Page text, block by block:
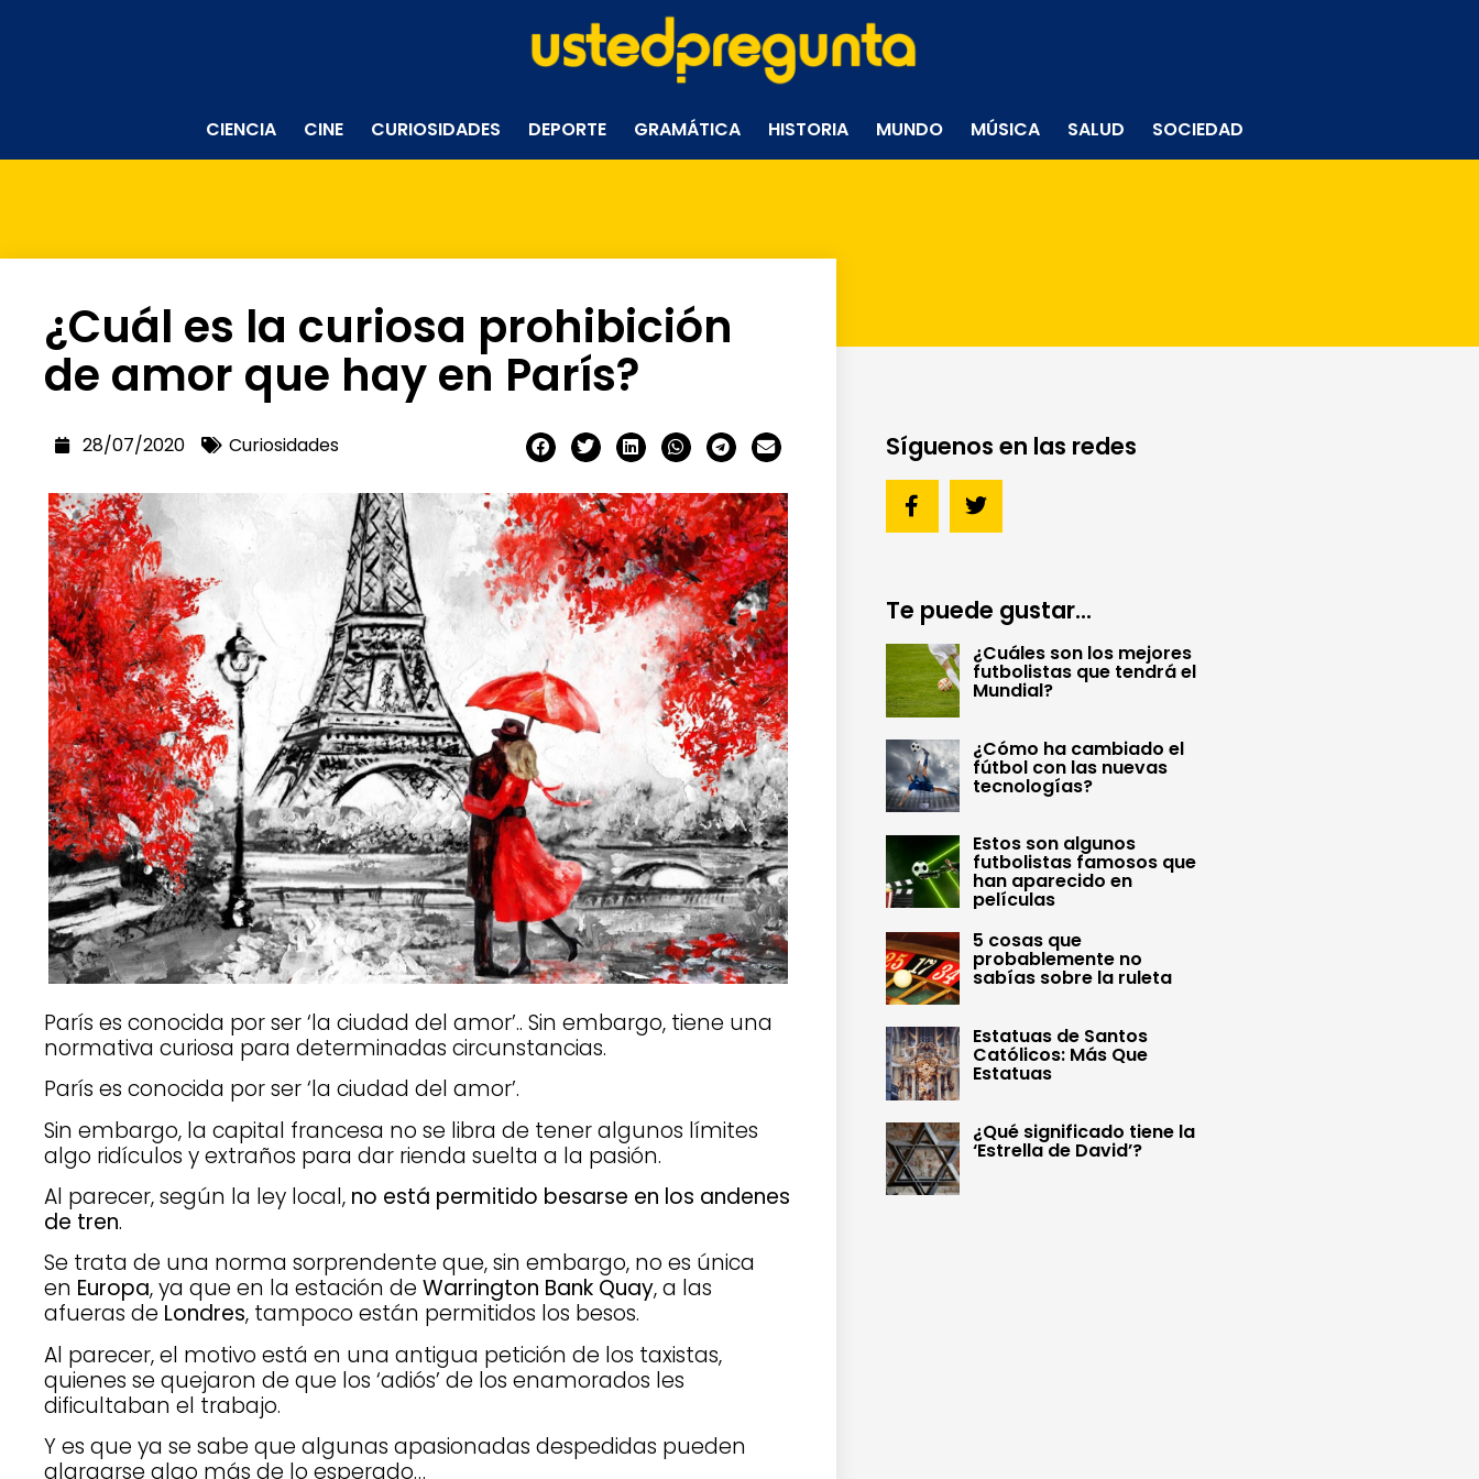
CIENCIA CINE CURIOSIDADES DEPORTE GRAMÁTICA HISTORIA MUNDO MÚSICA SALUD SOCIEDAD
¿Cuál es la curiosa prohibición
de amor que hay en París?
28/07/2020 Curiosidades
París es conocida por ser ‘la ciudad del amor’.. Sin embargo, tiene una
normativa curiosa para determinadas circunstancias.
París es conocida por ser ‘la ciudad del amor’.
Sin embargo, la capital francesa no se libra de tener algunos límites
algo ridículos y extraños para dar rienda suelta a la pasión.
Al parecer, según la ley local, no está permitido besarse en los andenes
de tren.
Se trata de una norma sorprendente que, sin embargo, no es única
en Europa, ya que en la estación de Warrington Bank Quay, a las
afueras de Londres, tampoco están permitidos los besos.
Al parecer, el motivo está en una antigua petición de los taxistas,
quienes se quejaron de que los ‘adiós’ de los enamorados les
dificultaban el trabajo.
Y es que ya se sabe que algunas apasionadas despedidas pueden
alargarse algo más de lo esperado…
Síguenos en las redes
Te puede gustar...
¿Cuáles son los mejores
futbolistas que tendrá el
Mundial?
¿Cómo ha cambiado el
fútbol con las nuevas
tecnologías?
Estos son algunos
futbolistas famosos que
han aparecido en
películas
5 cosas que
probablemente no
sabías sobre la ruleta
Estatuas de Santos
Católicos: Más Que
Estatuas
¿Qué significado tiene la
‘Estrella de David’?